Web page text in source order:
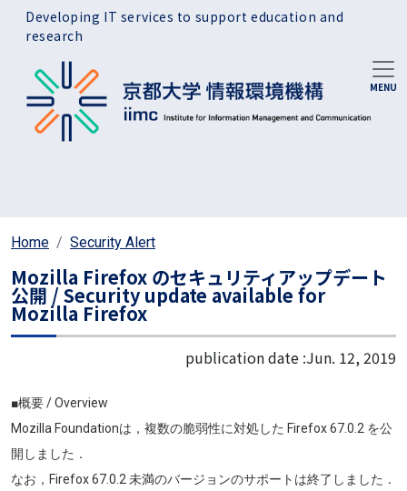
Skip to main content
Developing IT services to support education and
research
Home Security Alert
Mozilla Firefox のセキュリティアップデート
公開 / Security update available for
Mozilla Firefox
publication date :Jun. 12, 2019
■概要 / Overview
Mozilla Foundationは，複数の脆弱性に対処した Firefox 67.0.2 を公
開しました．
なお，Firefox 67.0.2 未満のバージョンのサポートは終了しました．